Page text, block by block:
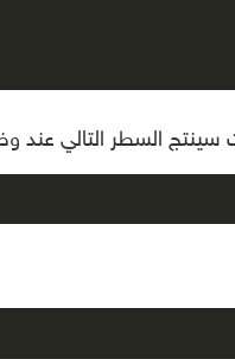
السطر التالي عند